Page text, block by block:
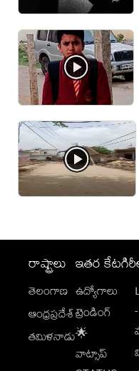
రాష్ట్రాలు
తెలంగాణ
ఆంధ్రప్రదేశ్
తమిళనాడు
ఇతర
ఉద్యోగాలు
ట్రెండింగ్
🌟
వాట్సాప్
-